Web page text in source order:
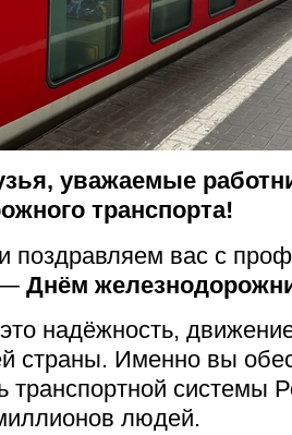
уважаемые
транспорта!
поздравляем вас с
— Днём
надёжность,
страны. Именно вы
транспортной системы
людей.